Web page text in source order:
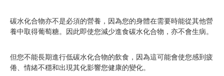
碳水化合物亦不是必須的營養，因為您的身體在需要時能從其他營
養中取得葡萄糖。因此即使您減少進食碳水化合物，亦不會生病。
但您不能長期進行低碳水化合物的飲食，因為這可能會使您感到疲
倦、情緒不穩和出現其化影響您健康的變化。